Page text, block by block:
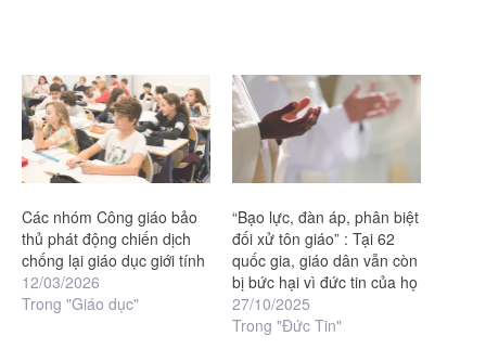
Các nhóm Công giáo bảo
thủ phát động chiến dịch
chống lại giáo dục giới tính
12/03/2026
Trong "Giáo dục"
“Bạo lực, đàn áp, phân biệt
đối xử tôn giáo” : Tại 62
quốc gia, giáo dân vẫn còn
bị bức hại vì đức tin của họ
27/10/2025
Trong "Đức Tin"